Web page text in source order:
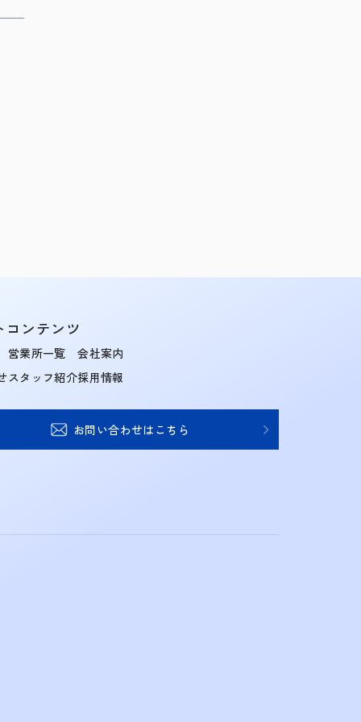
コンテンツ
営業所一覧
スタッフ紹介
会社案内
採用情報
お問い合わせはこちら